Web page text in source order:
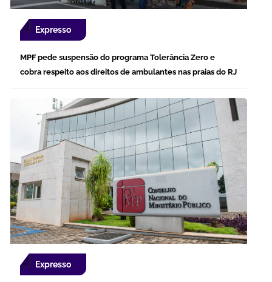
Expresso
MPF pede suspensão do programa Tolerância Zero e
cobra respeito aos direitos de ambulantes nas praias do RJ
Expresso